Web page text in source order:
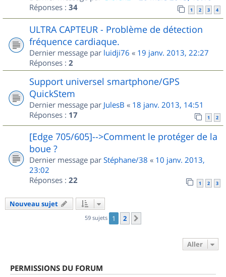
Réponses : 34 1 2 3 4
ULTRA CAPTEUR - Problème de détection
fréquence cardiaque.
Dernier message par luidji76 « 19 janv. 2013, 22:27
Réponses : 2
Support universel smartphone/GPS
QuickStem
Dernier message par JulesB « 18 janv. 2013, 14:51
Réponses : 17 1 2
[Edge 705/605]-->Comment le protéger de la
boue ?
Dernier message par Stéphane/38 « 10 janv. 2013,
23:02
Réponses : 22 1 2 3
Nouveau sujet
59 sujets 1 2
Aller
PERMISSIONS DU FORUM